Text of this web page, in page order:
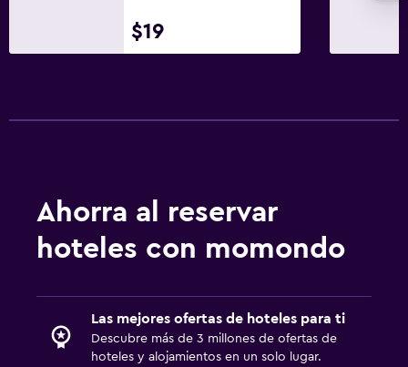
$19
Ahorra al reservar
hoteles con momondo
Las mejores ofertas de hoteles para ti
Descubre más de 3 millones de ofertas de
hoteles y alojamientos en un solo lugar.